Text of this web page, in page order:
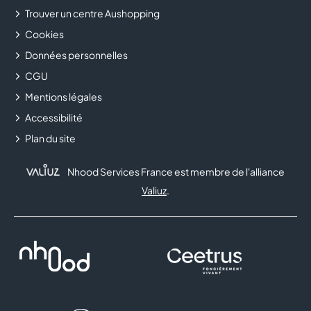
Trouver un centre Aushopping
Cookies
Données personnelles
CGU
Mentions légales
Accessibilité
Plan du site
Nhood Services France est membre de l'alliance
Valiuz.